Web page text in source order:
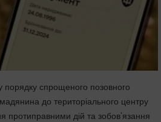
порядку спрощеного позовного
до територіального центру
протиправними дій та зобов’язання